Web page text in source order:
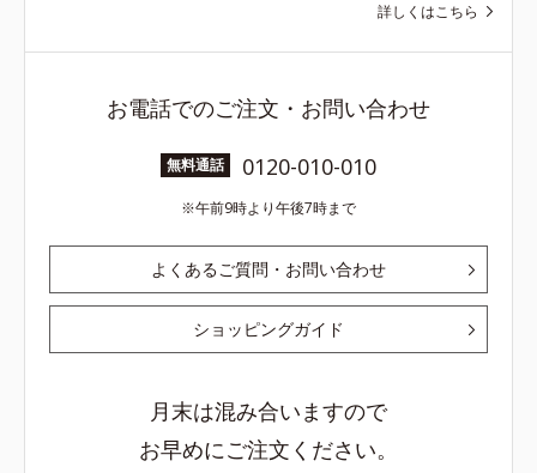
詳しくはこちら
お電話でのご注文・お問い合わせ
無料通話 0120-010-010
午前9時より午後7時まで
よくあるご質問・お問い合わせ
ショッピングガイド
月末は混み合いますので
お早めにご注文ください。